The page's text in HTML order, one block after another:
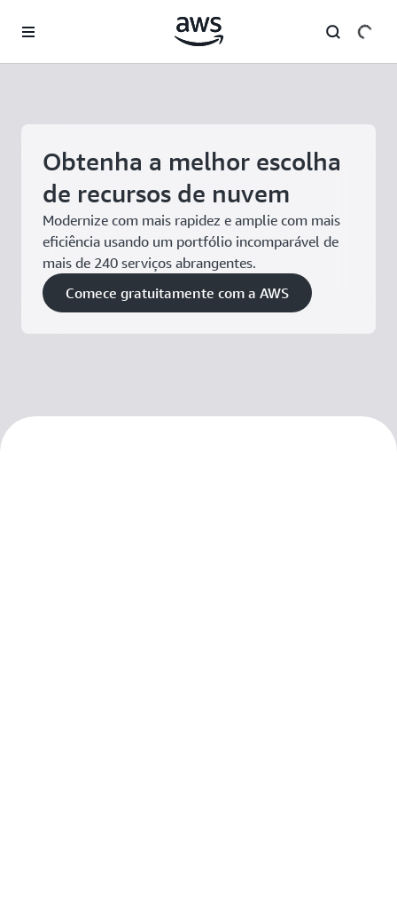
Pular para o conteúdo principal
Obtenha a melhor escolha
de recursos de nuvem
Modernize com mais rapidez e amplie com mais
eficiência usando um portfólio incomparável de
mais de 240 serviços abrangentes.
Comece gratuitamente com a AWS